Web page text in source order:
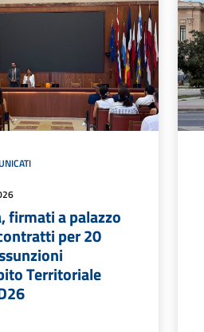
firmati a palazzo
per 20
Territoriale